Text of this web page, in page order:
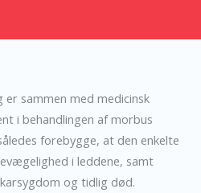
sammen med medicinsk
i behandlingen af morbus
forebygge, at den enkelte
i leddene, samt
og tidlig død.